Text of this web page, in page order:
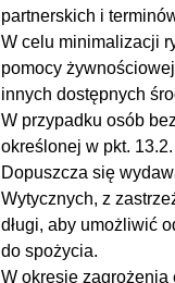
partnerskich i
W celu minimalizacji
pomocy
innych dostępnych
W przypadku osób
określonej w pkt.
Dopuszcza się
Wytycznych, z
długi, aby umożliwić
do spożycia.
W okresie